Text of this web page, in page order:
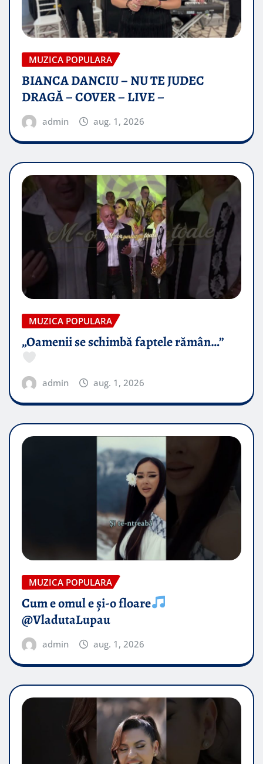
MUZICA POPULARA
BIANCA DANCIU – NU TE JUDEC
DRAGĂ – COVER – LIVE –
admin aug. 1, 2026
MUZICA POPULARA
„Oamenii se schimbă faptele rămân…”
admin aug. 1, 2026
MUZICA POPULARA
Cum e omul e și-o floare
@VladutaLupau
admin aug. 1, 2026